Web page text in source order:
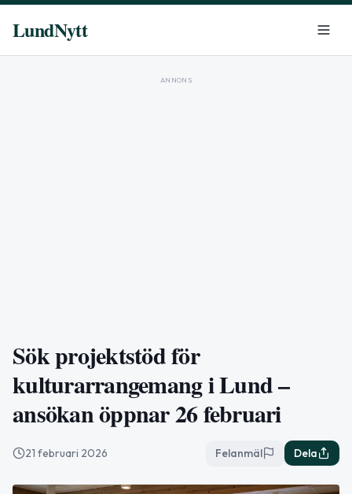
LundNytt
ANNONS
Sök projektstöd för
kulturarrangemang i Lund –
ansökan öppnar 26 februari
21 februari 2026 Felanmäl Dela